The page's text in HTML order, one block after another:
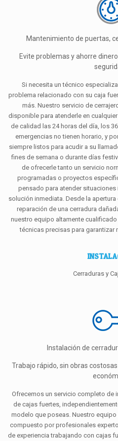
Mantenimiento de puertas,
Evite problemas y ahorre
Si necesita un técnico
problema relacionado con su caja
más. Nuestro servicio de
disponible para atenderle en
de calidad las 24 horas del día, los
emergencias no tienen horario, y
siempre listos para acudir a su
fines de semana o durante días
de ofrecerle tanto un servicio
programadas o proyectos
pensado para atender situaciones
solución inmediata. Desde la
reparación de una cerradura
nuestro equipo altamente
técnicas precisas para garantizar
Cerraduras y
Instalación de
Trabajo rápido, sin obras
Ofrecemos un servicio completo de
de cajas fuertes,
modelo que poseas. Nuestro equipo
compuesto por profesionales
de experiencia trabajando con cajas